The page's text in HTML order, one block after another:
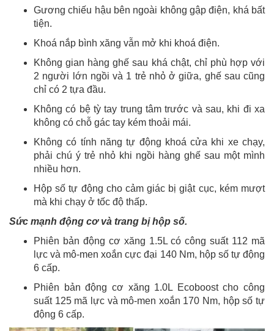
Gương chiếu hậu bên ngoài không gập điện, khá bất
tiện.
Khoá nắp bình xăng vẫn mở khi khoá điện.
Không gian hàng ghế sau khá chật, chỉ phù hợp với
2 người lớn ngồi và 1 trẻ nhỏ ở giữa, ghế sau cũng
chỉ có 2 tựa đầu.
Không có bệ tỳ tay trung tâm trước và sau, khi đi xa
không có chỗ gác tay kém thoải mái.
Không có tính năng tự động khoá cửa khi xe chạy,
phải chú ý trẻ nhỏ khi ngồi hàng ghế sau một mình
nhiều hơn.
Hộp số tự động cho cảm giác bị giật cục, kém mượt
mà khi chạy ở tốc độ thấp.
Sức mạnh động cơ và trang bị hộp số.
Phiên bản động cơ xăng 1.5L có công suất 112 mã
lực và mô-men xoắn cực đại 140 Nm, hộp số tự động
6 cấp.
Phiên bản động cơ xăng 1.0L Ecoboost cho công
suất 125 mã lực và mô-men xoắn 170 Nm, hộp số tự
động 6 cấp.